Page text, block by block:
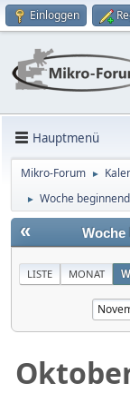
Einloggen
Hauptmenü
Mikro-Forum ►
► Woche
« Woche
LISTE MONAT